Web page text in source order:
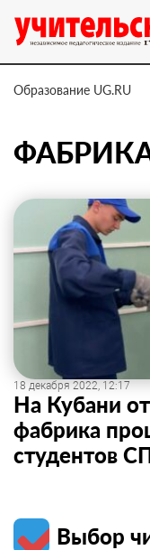
Образование UG.RU
18 декабря 2022, 12:17
На Кубани
фабрика
студентов
Выбор